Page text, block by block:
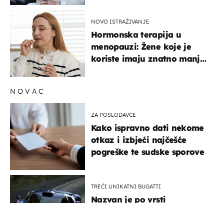
NOVO ISTRAŽIVANJE
Hormonska terapija u
menopauzi: Žene koje je
koriste imaju znatno manji
NOVAC
ZA POSLODAVCE
Kako ispravno dati nekome
otkaz i izbjeći najčešće
pogreške te sudske sporove
TREĆI UNIKATNI BUGATTI
Nazvan je po vrsti